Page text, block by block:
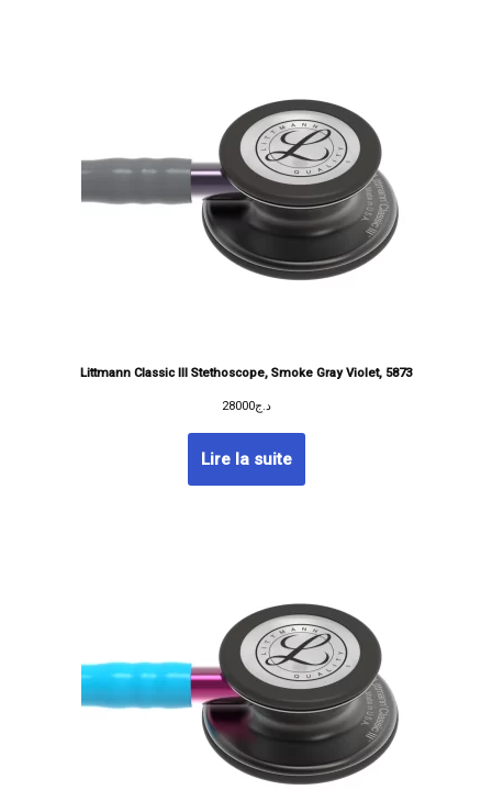
Littmann Classic III Stethoscope, Smoke Gray Violet, 5873
د.ج28000
Lire la suite